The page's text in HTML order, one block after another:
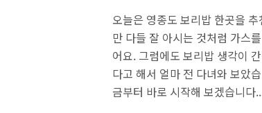
오늘은 영종도 보리밥 한곳을
만 다들 잘 아시는 것처럼 가스
어요. 그럼에도 보리밥 생각이
다고 해서 얼마 전 다녀와 보았
금부터 바로 시작해 보겠습니다